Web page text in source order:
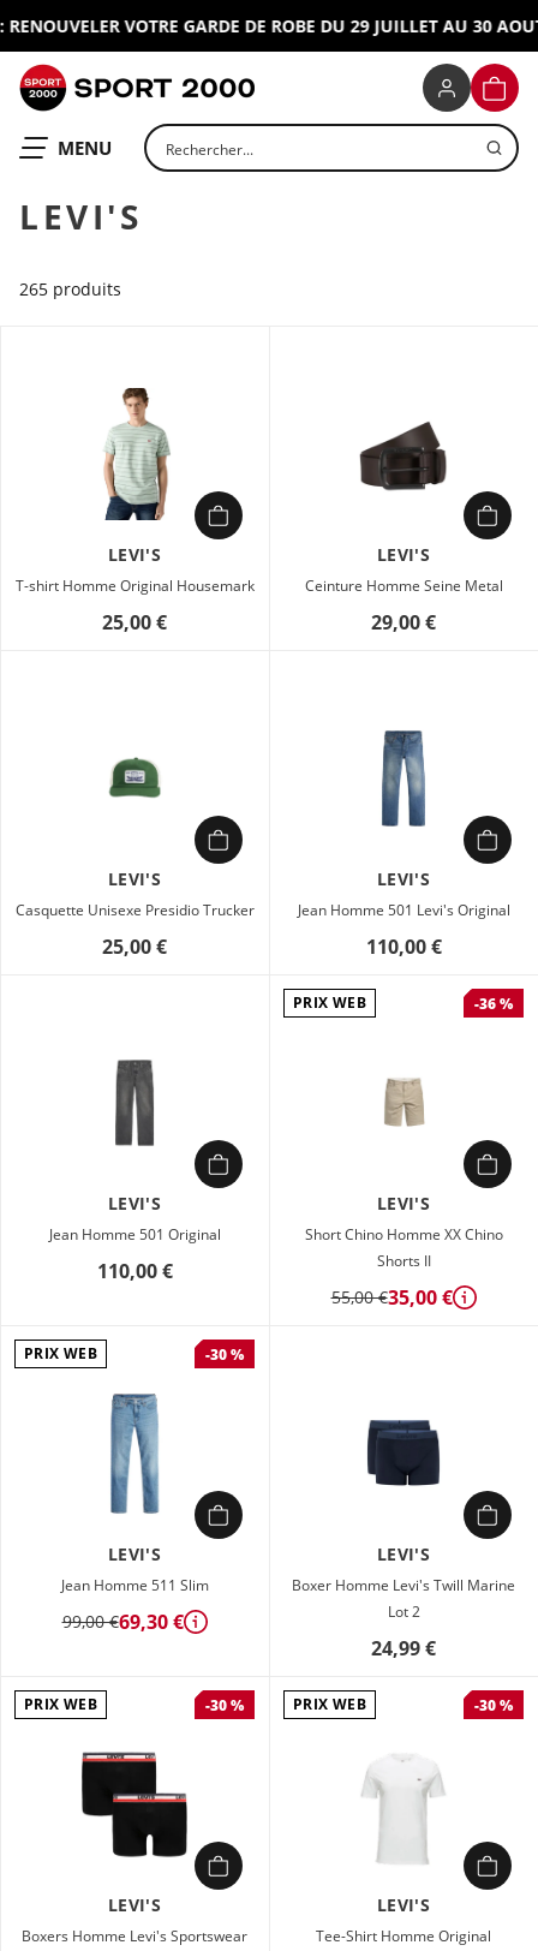
VOTRE GARDE DE ROBE DU 29 JUILLET AU 30 AOUT
OUVRIR LE
MENU Rechercher un produit
LEVI'S
265 produits
LEVI'S
T-shirt Homme Original Housemark
25,00 €
LEVI'S
Ceinture Homme Seine Metal
29,00 €
LEVI'S
Casquette Unisexe Presidio Trucker
25,00 €
LEVI'S
Jean Homme 501 Levi's Original
110,00 €
LEVI'S
Jean Homme 501 Original
110,00 €
PRIX WEB -36 %
LEVI'S
Short Chino Homme XX Chino
Shorts II
55,00 €35,00 € Détails
PRIX WEB -30 %
LEVI'S
Jean Homme 511 Slim
99,00 €69,30 € Détails
LEVI'S
Boxer Homme Levi's Twill Marine
Lot 2
24,99 €
PRIX WEB -30 %
LEVI'S
Boxers Homme Levi's Sportswear
PRIX WEB -30 %
LEVI'S
Tee-Shirt Homme Original